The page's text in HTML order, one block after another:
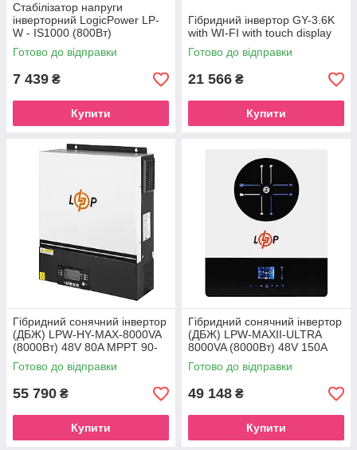
Стабілізатор напруги
інверторний LogicPower LP-
W - IS1000 (800Вт)
Готово до відправки
7 439 ₴
Купити
Гібридний інвертор GY-3.6K
with WI-FI with touch display
Готово до відправки
21 566 ₴
Купити
Гібридний сонячний інвертор
(ДБЖ) LPW-HY-MAX-8000VA
(8000Вт) 48V 80A MPPT 90-
450V Уцінка
Готово до відправки
55 790 ₴
Купити
Гібридний сонячний інвертор
(ДБЖ) LPW-MAXII-ULTRA
8000VA (8000Вт) 48V 150A
MPPT 90-450V ON-OFF GRID
Уцінка
Готово до відправки
49 148 ₴
Купити